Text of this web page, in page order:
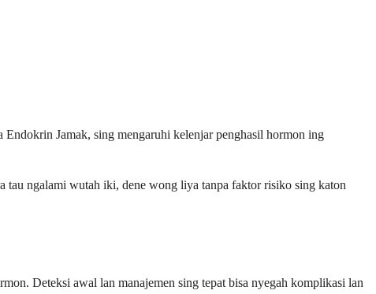
Jamak, sing mengaruhi kelenjar penghasil hormon ing
ngalami wutah iki, dene wong liya tanpa faktor risiko sing katon
Deteksi awal lan manajemen sing tepat bisa nyegah komplikasi lan